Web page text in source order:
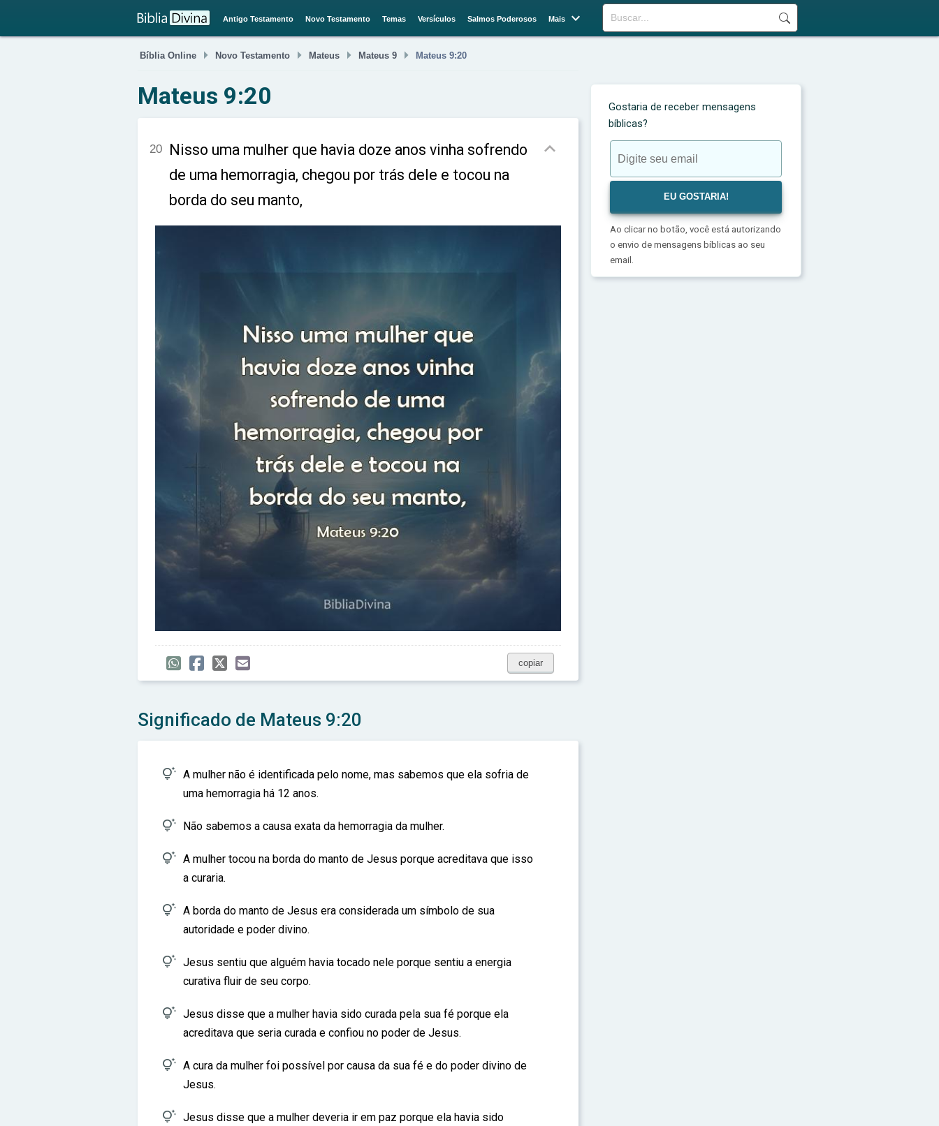
Buscar
Antigo Testamento Novo Testamento Temas Versículos Salmos Poderosos Mais 
Bíblia Online  Novo Testamento  Mateus  Mateus 9  Mateus 9:20
Mateus 9:20
20 Nisso uma mulher que havia doze anos vinha sofrendo
de uma hemorragia, chegou por trás dele e tocou na
borda do seu manto,

copiar
Significado de Mateus 9:20
 A mulher não é identificada pelo nome, mas sabemos que ela sofria de
uma hemorragia há 12 anos.
 Não sabemos a causa exata da hemorragia da mulher.
 A mulher tocou na borda do manto de Jesus porque acreditava que isso
a curaria.
 A borda do manto de Jesus era considerada um símbolo de sua
autoridade e poder divino.
 Jesus sentiu que alguém havia tocado nele porque sentiu a energia
curativa fluir de seu corpo.
 Jesus disse que a mulher havia sido curada pela sua fé porque ela
acreditava que seria curada e confiou no poder de Jesus.
 A cura da mulher foi possível por causa da sua fé e do poder divino de
Jesus.
 Jesus disse que a mulher deveria ir em paz porque ela havia sido
Gostaria de receber mensagens
bíblicas?
Ao clicar no botão, você está autorizando
o envio de mensagens bíblicas ao seu
email.